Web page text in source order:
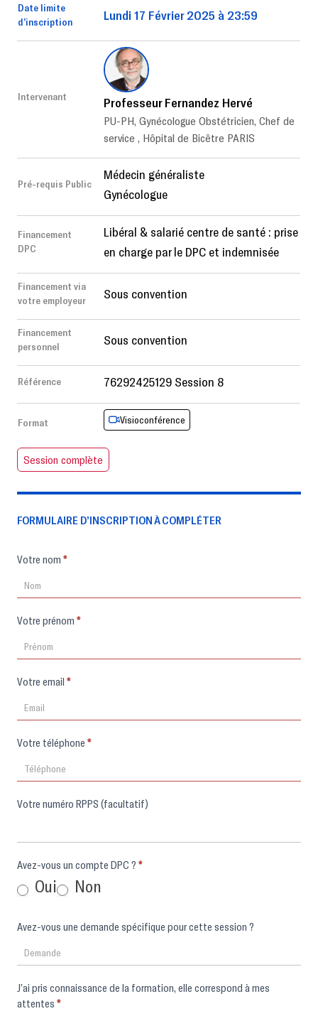
Date limite
d’inscription
Lundi 17 Février 2025 à 23:59
Intervenant Professeur Fernandez Hervé
PU-PH, Gynécologue Obstétricien, Chef de
service , Hôpital de Bicêtre PARIS
Pré-requis Public
Médecin généraliste
Gynécologue
Financement
DPC
Libéral & salarié centre de santé : prise
en charge par le DPC et indemnisée
Financement via
votre employeur
Sous convention
Financement
personnel
Sous convention
Référence 76292425129 Session 8
Format Visioconférence
Session complète
FORMULAIRE D’INSCRIPTION À COMPLÉTER
Formulaire
Votre nom *
Votre prénom *
Votre email *
Votre téléphone *
Votre numéro RPPS (facultatif)
Avez-vous un compte DPC ? *
Oui Non
Avez-vous une demande spécifique pour cette session ?
J’ai pris connaissance de la formation, elle correspond à mes
attentes *